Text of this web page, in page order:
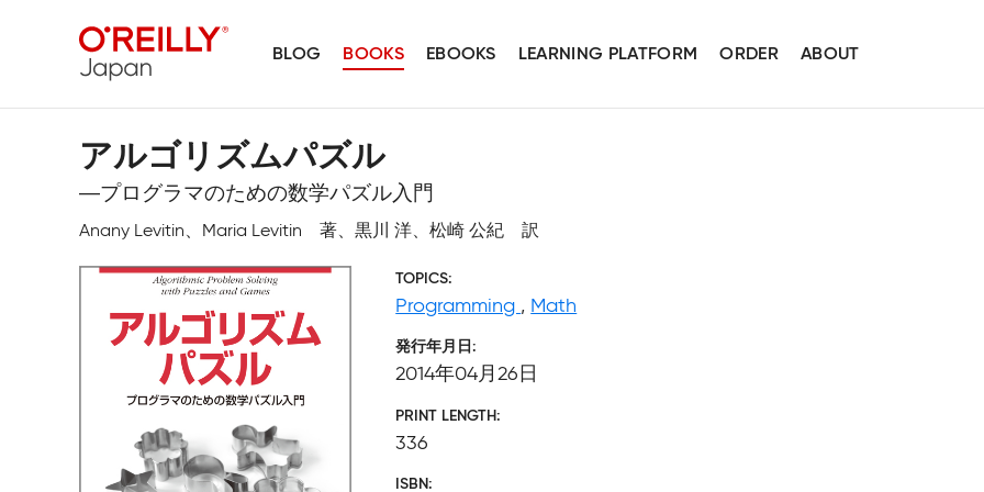
BLOG BOOKS EBOOKS LEARNING PLATFORM ORDER ABOUT
アルゴリズムパズル
―プログラマのための数学パズル入門
Anany Levitin、Maria Levitin 著、黒川 洋、松崎 公紀 訳
TOPICS
Programming , Math
発行年月日
2014年04月26日
PRINT LENGTH
336
ISBN